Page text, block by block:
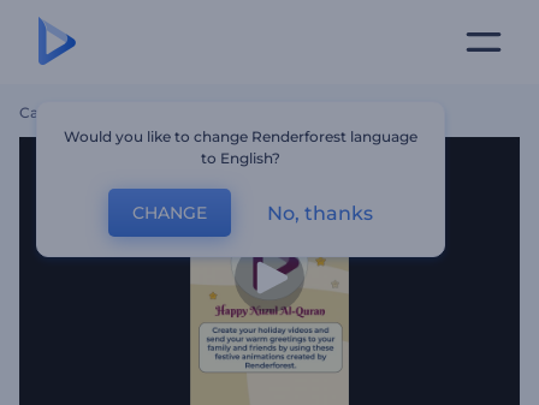
Casa
Would you like to change Renderforest language
to English?
CHANGE No, thanks